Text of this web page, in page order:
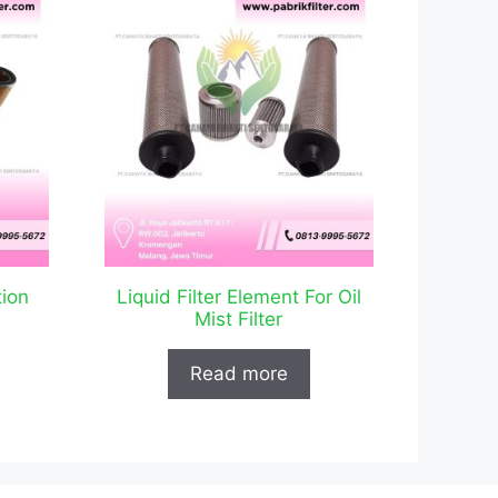
Liquid Filter Element For Oil
Mist Filter
Read more